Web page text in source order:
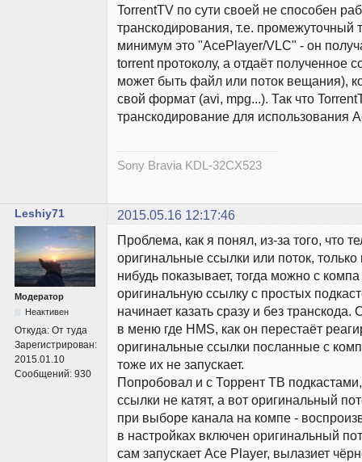
TorrentTV по сути своей не способен
транскодирования, т.е. промежуточный
минимум это "AcePlayer/VLC" - он
torrent протоколу, а отдаёт полученное
может быть файл или поток вещания),
свой формат (avi, mpg...). Так что
транскодирование для использования
Sony Bravia KDL-32CX523
Leshiy71 2015.05.16 12:17:46
Модератор
Неактивен
Откуда: От туда
Зарегистрирован:
2015.01.10
Сообщений: 930
Проблема, как я понял, из-за того, что
оригинальные ссылки или поток, только
нибудь показывает, тогда можно с
оригинальную ссылку с простых
начинает казать сразу и без транскода.
в меню где HMS, как он перестаёт
оригинальные ссылки посланные с
тоже их не запускает.
Попробовал и с Торрент ТВ
ссылки не катят, а вот оригинальный
при выборе канала на компе -
в настройках включен оригинальный
сам запускает Ace Player, вылазиет